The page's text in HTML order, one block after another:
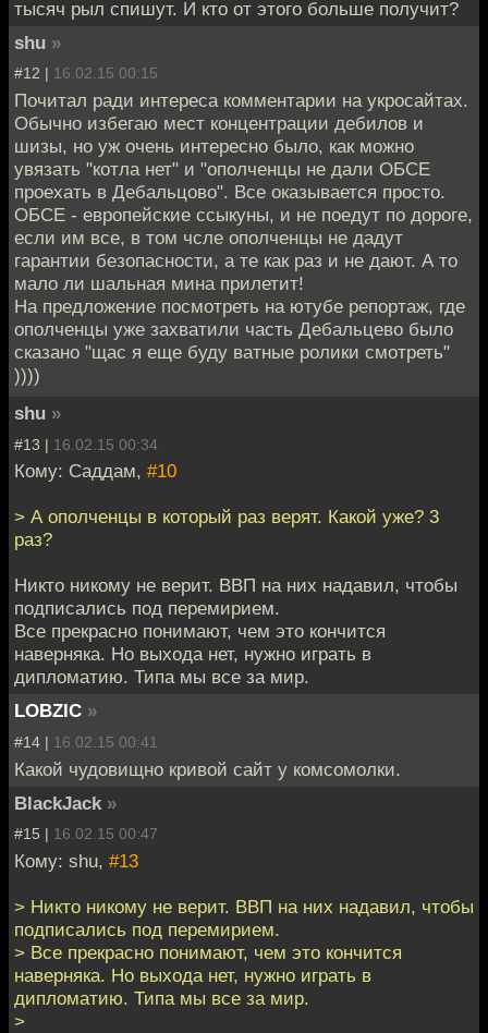
тысяч рыл спишут. И кто от этого больше получит?
shu »
#12 | 16.02.15 00:15
Почитал ради интереса комментарии на укросайтах.
Обычно избегаю мест концентрации дебилов и
шизы, но уж очень интересно было, как можно
увязать "котла нет" и "ополченцы не дали ОБСЕ
проехать в Дебальцово". Все оказывается просто.
ОБСЕ - европейские ссыкуны, и не поедут по дороге,
если им все, в том чсле ополченцы не дадут
гарантии безопасности, а те как раз и не дают. А то
мало ли шальная мина прилетит!
На предложение посмотреть на ютубе репортаж, где
ополченцы уже захватили часть Дебальцево было
сказано "щас я еще буду ватные ролики смотреть"
))))
shu »
#13 | 16.02.15 00:34
Кому: Саддам, #10
> А ополченцы в который раз верят. Какой уже? 3
раз?
Никто никому не верит. ВВП на них надавил, чтобы
подписались под перемирием.
Все прекрасно понимают, чем это кончится
наверняка. Но выхода нет, нужно играть в
дипломатию. Типа мы все за мир.
LOBZIC »
#14 | 16.02.15 00:41
Какой чудовищно кривой сайт у комсомолки.
BlackJack »
#15 | 16.02.15 00:47
Кому: shu, #13
> Никто никому не верит. ВВП на них надавил, чтобы
подписались под перемирием.
> Все прекрасно понимают, чем это кончится
наверняка. Но выхода нет, нужно играть в
дипломатию. Типа мы все за мир.
>